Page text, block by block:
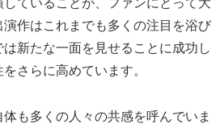
していることが、ファンにとって大
作はこれまでも多くの注目を浴び
新たな一面を見せることに成功し
さらに高めています。
も多くの人々の共感を呼んでいま